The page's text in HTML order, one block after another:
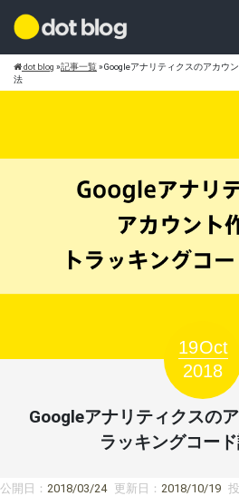
dot blog »記事一覧»Googleアナリティクスのアカウ
法
19Oct
2018
Googleアナリティクスの
ラッキングコー
公開日： 2018/03/24 更新日： 2018/10/19